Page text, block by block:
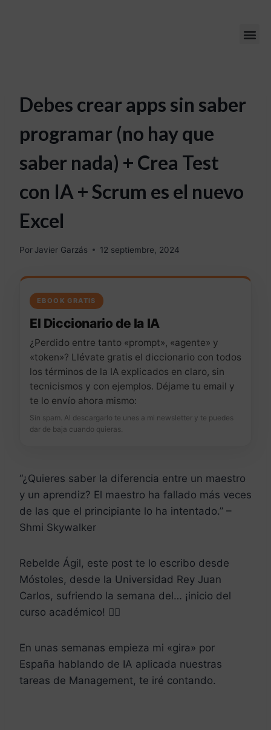
Debes crear apps sin saber
programar (no hay que
saber nada) + Crea Test
con IA + Scrum es el nuevo
Excel
Por Javier Garzás 12 septiembre, 2024
EBOOK GRATIS
El Diccionario de la IA
¿Perdido entre tanto «prompt», «agente» y
«token»? Llévate gratis el diccionario con todos
los términos de la IA explicados en claro, sin
tecnicismos y con ejemplos. Déjame tu email y
te lo envío ahora mismo:
Sin spam. Al descargarlo te unes a mi newsletter y te puedes
dar de baja cuando quieras.
“¿Quieres saber la diferencia entre un maestro
y un aprendiz? El maestro ha fallado más veces
de las que el principiante lo ha intentado.” –
Shmi Skywalker
Rebelde Ágil, este post te lo escribo desde
Móstoles, desde la Universidad Rey Juan
Carlos, sufriendo la semana del… ¡inicio del
curso académico! 🤦‍♂️
En unas semanas empieza mi «gira» por
España hablando de IA aplicada nuestras
tareas de Management, te iré contando.